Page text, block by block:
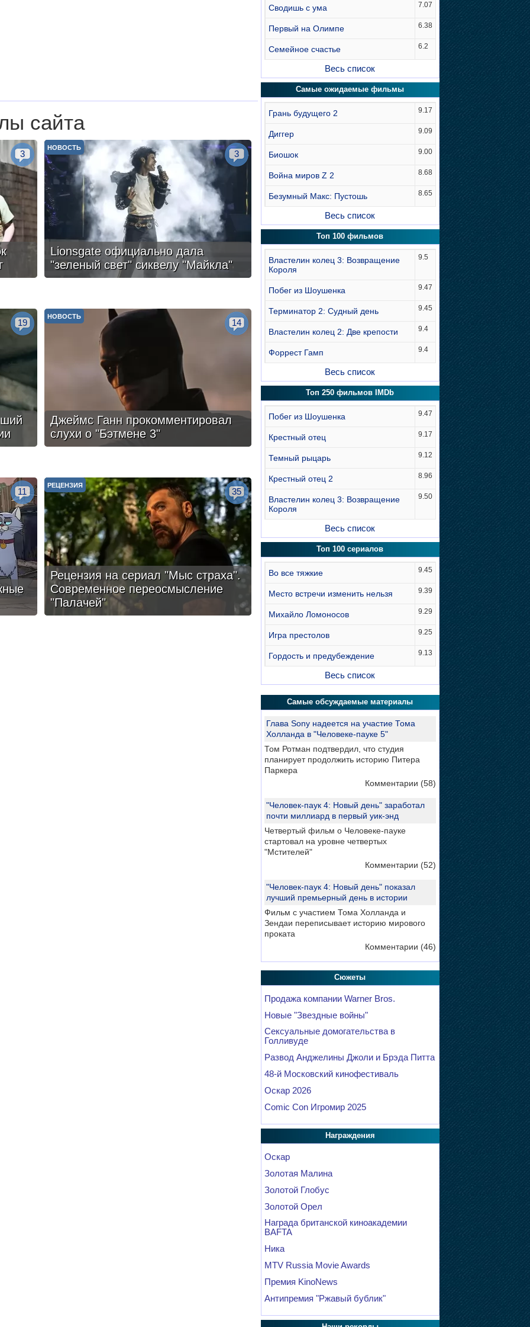
сайта
3
Lionsgate официально дала
"зеленый свет" сиквелу "Майкла"
НОВОСТЬ
3
19
Джеймс Ганн прокомментировал
слухи о "Бэтмене 3"
НОВОСТЬ
14
11
Рецензия на сериал "Мыс страха".
Современное переосмысление
"Палачей"
РЕЦЕНЗИЯ
35
Сводишь с ума 7.07
Первый на Олимпе 6.38
Семейное счастье 6.2
Весь список
Самые ожидаемые фильмы
Грань будущего 2 9.17
Диггер 9.09
Биошок 9.00
Война миров Z 2 8.68
Безумный Макс: Пустошь 8.65
Весь список
Топ 100 фильмов
Властелин колец 3: Возвращение
Короля
9.5
Побег из Шоушенка 9.47
Терминатор 2: Судный день 9.45
Властелин колец 2: Две крепости 9.4
Форрест Гамп 9.4
Весь список
Топ 250 фильмов IMDb
Побег из Шоушенка 9.47
Крестный отец 9.17
Темный рыцарь 9.12
Крестный отец 2 8.96
Властелин колец 3: Возвращение
Короля
9.50
Весь список
Топ 100 сериалов
Во все тяжкие 9.45
Место встречи изменить нельзя 9.39
Михайло Ломоносов 9.29
Игра престолов 9.25
Гордость и предубеждение 9.13
Весь список
Самые обсуждаемые материалы
Глава Sony надеется на участие Тома
Холланда в "Человеке-пауке 5"
Том Ротман подтвердил, что студия
планирует продолжить историю Питера
Паркера
Комментарии (58)
"Человек-паук 4: Новый день" заработал
почти миллиард в первый уик-энд
Четвертый фильм о Человеке-пауке
стартовал на уровне четвертых
"Мстителей"
Комментарии (52)
"Человек-паук 4: Новый день" показал
лучший премьерный день в истории
Фильм с участием Тома Холланда и
Зендаи переписывает историю мирового
проката
Комментарии (46)
Сюжеты
Продажа компании Warner Bros.
Новые "Звездные войны"
Сексуальные домогательства в
Голливуде
Развод Анджелины Джоли и Брэда Питта
48-й Московский кинофестиваль
Оскар 2026
Comic Con Игромир 2025
Награждения
Оскар
Золотая Малина
Золотой Глобус
Золотой Орел
Награда британской киноакадемии
BAFTA
Ника
MTV Russia Movie Awards
Премия KinoNews
Антипремия "Ржавый бублик"